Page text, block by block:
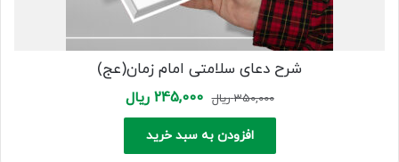
شرح دعای سلامتی امام زمان(عج)
350,000 ریال Original
price
was:
350,000 ریال.
245,000 ریالCurrent
price
245,000 ریال.
افزودن به سبد خرید